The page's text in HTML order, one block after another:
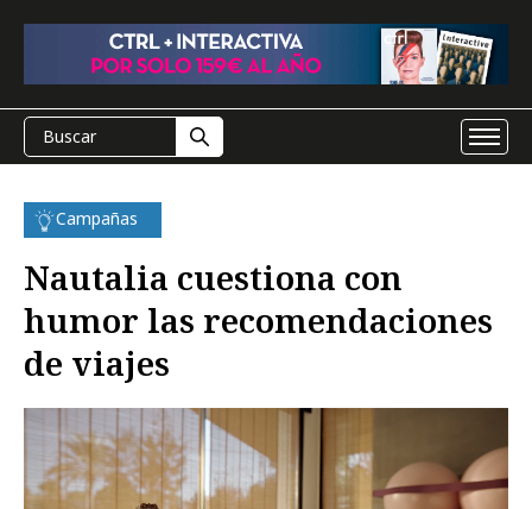
Campañas
Nautalia cuestiona con
humor las recomendaciones
de viajes